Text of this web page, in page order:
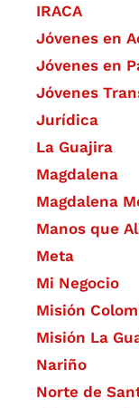
IRACA
Jóvenes en
Jóvenes en
Jóvenes
Jurídica
La Guajira
Magdalena
Magdalena
Manos que
Meta
Mi Negocio
Misión
Misión La
Nariño
Norte de